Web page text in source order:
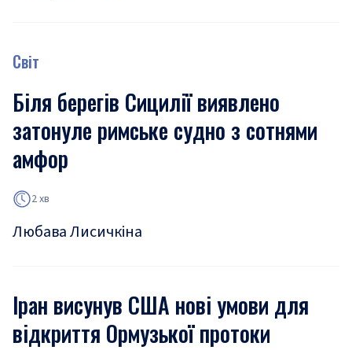
Світ
Біля берегів Сицилії виявлено
затонуле римське судно з сотнями
амфор
2 хв
Любава Лисичкіна
Іран висунув США нові умови для
відкриття Ормузької протоки